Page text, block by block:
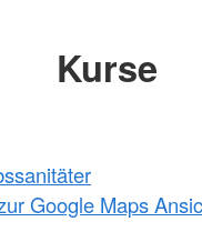
Kurse
Google Maps